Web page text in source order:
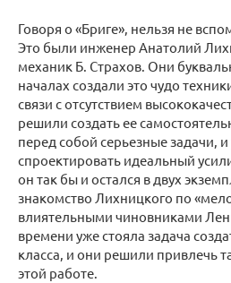
Говоря о «Бриге», нельзя не
Это были инженер Анатолий
механик Б. Страхов. Они
началах создали это чудо
связи с отсутствием
решили создать ее
перед собой серьезные задачи,
спроектировать идеальный
он так бы и остался в двух
знакомство Лихницкого по
влиятельными чиновниками
времени уже стояла задача
класса, и они решили привлечь
этой работе.